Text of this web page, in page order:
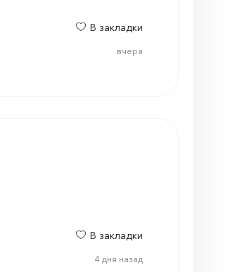
В закладки
вчера
В закладки
4 дня назад